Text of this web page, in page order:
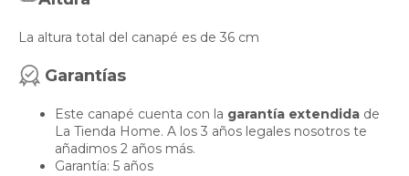
La altura total del canapé es de 36 cm
Garantías
Este canapé cuenta con la garantía extendida de
La Tienda Home. A los 3 años legales nosotros te
añadimos 2 años más.
Garantía: 5 años